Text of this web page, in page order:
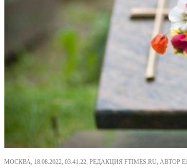
МОСКВА, 18.08.2022, 03:41:22, РЕДАКЦИЯ FTIMES.RU, АВТОР